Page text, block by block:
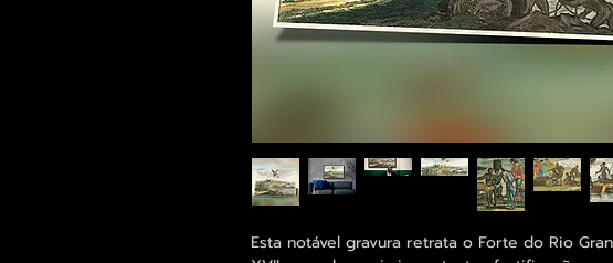
Esta notável gravura retrata o Forte do Rio